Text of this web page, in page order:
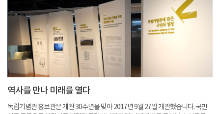
역사를 만나 미래를 열다
독립기념관 홍보관은 개관 30주년을 맞아 2017년 9월 27일 개관했습니다. 국민